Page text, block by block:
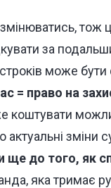
тож
за
може
= право на
зміни
ще до того, як
яка тримає